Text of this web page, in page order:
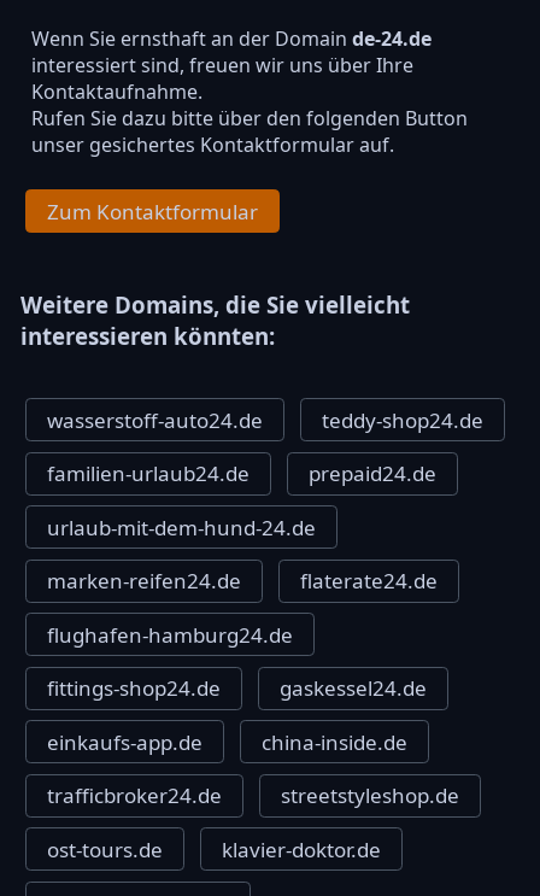
Wenn Sie ernsthaft an der Domain de-24.de
interessiert sind, freuen wir uns über Ihre
Kontaktaufnahme.
Rufen Sie dazu bitte über den folgenden Button
unser gesichertes Kontaktformular auf.
Zum Kontaktformular
Weitere Domains, die Sie vielleicht
interessieren könnten:
wasserstoff-auto24.de
teddy-shop24.de
familien-urlaub24.de
prepaid24.de
urlaub-mit-dem-hund-24.de
marken-reifen24.de
flaterate24.de
flughafen-hamburg24.de
fittings-shop24.de
gaskessel24.de
einkaufs-app.de
china-inside.de
trafficbroker24.de
streetstyleshop.de
ost-tours.de
klavier-doktor.de